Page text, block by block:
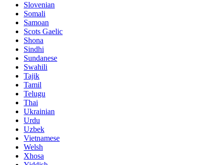
Slovenian
Somali
Samoan
Scots Gaelic
Shona
Sindhi
Sundanese
Swahili
Tajik
Tamil
Telugu
Thai
Ukrainian
Urdu
Uzbek
Vietnamese
Welsh
Xhosa